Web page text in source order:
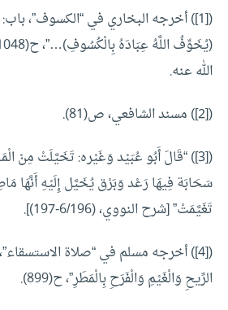
([1]) أخرجه البخاري في “الكسوف”، باب: “قَوْلِ النَّبِيِّ -
الله عنه.
([2]) مسند الشافعي، ص(81).
([3]) “قَالَ أَبُو عُبَيْد وَغَيْره: تَخَيَّلَتْ مِنْ
سَحَابَة فِيهَا رَعْد وَبَرْق يُخَيَّل إِلَيْهِ أَنَّهَا
تَغَيَّمَتْ” [شرح النووي، (6/196-197)].
([4]) أخرجه مسلم في “صلاة
الرِّيحِ وَالْغَيْمِ وَالْفَرَحِ بِالْمَطَرِ”، ح(899).